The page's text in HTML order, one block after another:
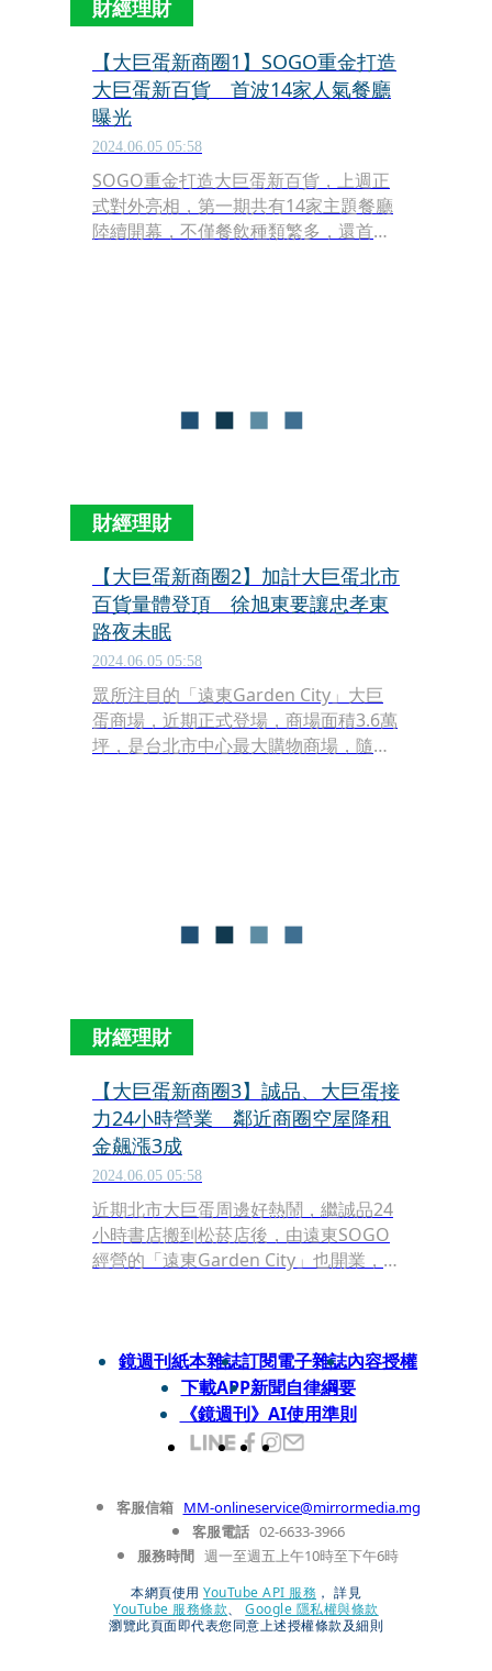
財經理財
【大巨蛋新商圈1】SOGO重金打造
大巨蛋新百貨 首波14家人氣餐廳
曝光
2024.06.05 05:58
SOGO重金打造大巨蛋新百貨，上週正
式對外亮相，第一期共有14家主題餐廳
陸續開幕，不僅餐飲種類繁多，還首度
財經理財
【大巨蛋新商圈2】加計大巨蛋北市
百貨量體登頂 徐旭東要讓忠孝東
路夜未眠
2024.06.05 05:58
眾所注目的「遠東Garden City」大巨
蛋商場，近期正式登場，商場面積3.6萬
坪，是台北市中心最大購物商場，隨著
財經理財
【大巨蛋新商圈3】誠品、大巨蛋接
力24小時營業 鄰近商圈空屋降租
金飆漲3成
2024.06.05 05:58
近期北市大巨蛋周邊好熱鬧，繼誠品24
小時書店搬到松菸店後，由遠東SOGO
經營的「遠東Garden City」也開業，
鏡週刊紙本雜誌訂閱電子雜誌內容授權
下載APP新聞自律綱要
《鏡週刊》AI使用準則
客服信箱 MM-onlineservice@mirrormedia.mg
客服電話 02-6633-3966
服務時間 週一至週五上午10時至下午6時
本網頁使用 YouTube API 服務 ， 詳見
YouTube 服務條款、
Google 隱私權與條款
瀏覽此頁面即代表您同意上述授權條款及細則